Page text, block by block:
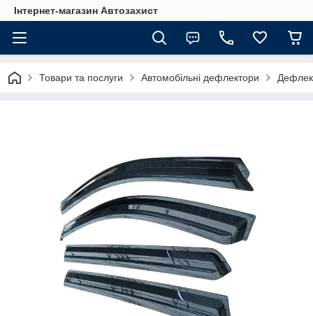
Інтернет-магазин Автозахист
Товари та послуги Автомобільні дефлектори